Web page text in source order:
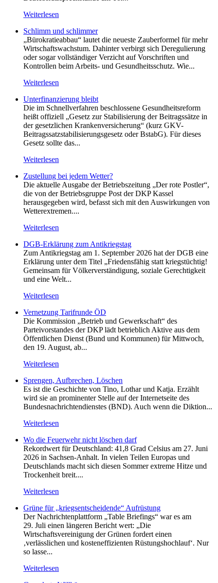
Weiterlesen
Schlimm und schlimmer
„Bürokratieabbau“ lautet die neueste Zauberformel für mehr
Wirtschaftswachstum. Dahinter verbirgt sich Deregulierung
oder sogar vollständiger Verzicht auf Vorschriften und
Kontrollen beim Arbeits- und Gesundheitsschutz. Wie...
Weiterlesen
Unterfinanzierung bleibt
Die im Schnellverfahren beschlossene Gesundheitsreform
heißt offiziell „Gesetz zur Stabilisierung der Beitragssätze in
der gesetzlichen Krankenversicherung“ (kurz GKV-
Beitragssatzstabilisierungsgesetz oder BstabG). Für dieses
Gesetz sollte das...
Weiterlesen
Zustellung bei jedem Wetter?
Die aktuelle Ausgabe der Betriebszeitung „Der rote Postler“,
die von der Betriebsgruppe Post der DKP Kassel
herausgegeben wird, befasst sich mit den Auswirkungen von
Wetterextremen....
Weiterlesen
DGB-Erklärung zum Antikriegstag
Zum Antikriegstag am 1. September 2026 hat der DGB eine
Erklärung unter dem Titel „Friedensfähig statt kriegstüchtig!
Gemeinsam für Völkerverständigung, soziale Gerechtigkeit
und eine Welt...
Weiterlesen
Vernetzung Tarifrunde ÖD
Die Kommission „Betrieb und Gewerkschaft“ des
Parteivorstandes der DKP lädt betrieblich Aktive aus dem
Öffentlichen Dienst (Bund und Kommunen) für Mittwoch,
den 19. August, ab...
Weiterlesen
Sprengen, Aufbrechen, Löschen
Es ist die Geschichte von Tino, Lothar und Katja. Erzählt
wird sie an prominenter Stelle auf der Internetseite des
Bundesnachrichtendienstes (BND). Auch wenn die Diktion...
Weiterlesen
Wo die Feuerwehr nicht löschen darf
Rekordwert für Deutschland: 41,8 Grad Celsius am 27. Juni
2026 in Sachsen-Anhalt. In vielen Teilen Europas und
Deutschlands macht sich diesen Sommer extreme Hitze und
Trockenheit breit....
Weiterlesen
Grüne für „kriegsentscheidende“ Aufrüstung
Der Nachrichtenplattform „Table Briefings“ war es am
29. Juli einen längeren Bericht wert: „Die
Wirtschaftsvereinigung der Grünen fordert einen
‚verlässlichen und kosteneffizienten Rüstungshochlauf‘. Nur
so lasse...
Weiterlesen